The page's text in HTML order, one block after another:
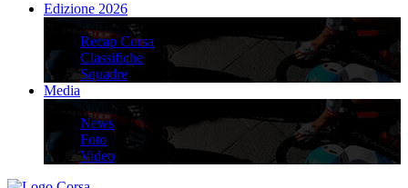
Edizione 2026
Edizione 2026
Recap Corsa
Classifiche
Squadre
Media
Media
News
Foto
Video